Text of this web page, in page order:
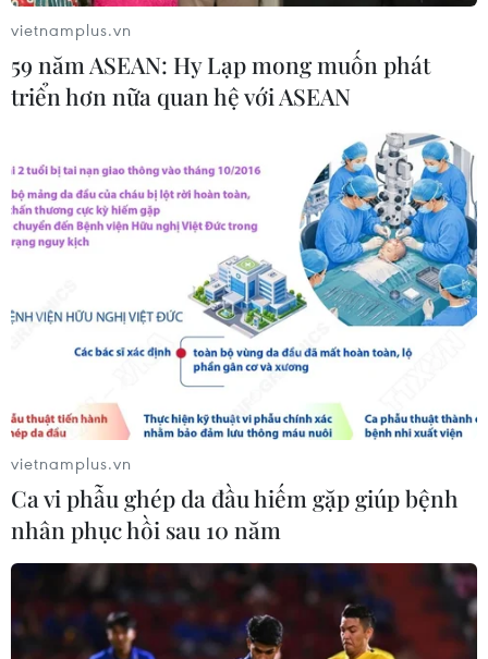
Hưng Yên: Tử hình 5 đối tượng mua bán,
tàng trữ trái phép chất ma túy
26/05/2023 09:56
Trong vụ án này, Đào Văn Vinh (sinh năm 1982, ở huyện
Tiên Lữ - Hưng Yên) và Sộng A Hạư (sinh năm 1979, ở
huyện Sông Mã - Sơn La) là chủ mưu; Hội đồng xét xử
đã tuyên án tử hình đối với cả 5 bị cáo.
vietnamplus.vn
59 năm ASEAN: Hy Lạp mong muốn phát
triển hơn nữa quan hệ với ASEAN
vietnamplus.vn
Ca vi phẫu ghép da đầu hiếm gặp giúp bệnh
nhân phục hồi sau 10 năm